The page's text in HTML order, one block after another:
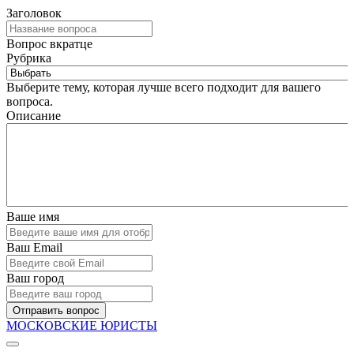
Заголовок
Вопрос вкратце
Рубрика
Выберите тему, которая лучше всего подходит для вашего
вопроса.
Описание
Ваше имя
Ваш Email
Ваш город
Отправить вопрос
МОСКОВСКИЕ ЮРИСТЫ